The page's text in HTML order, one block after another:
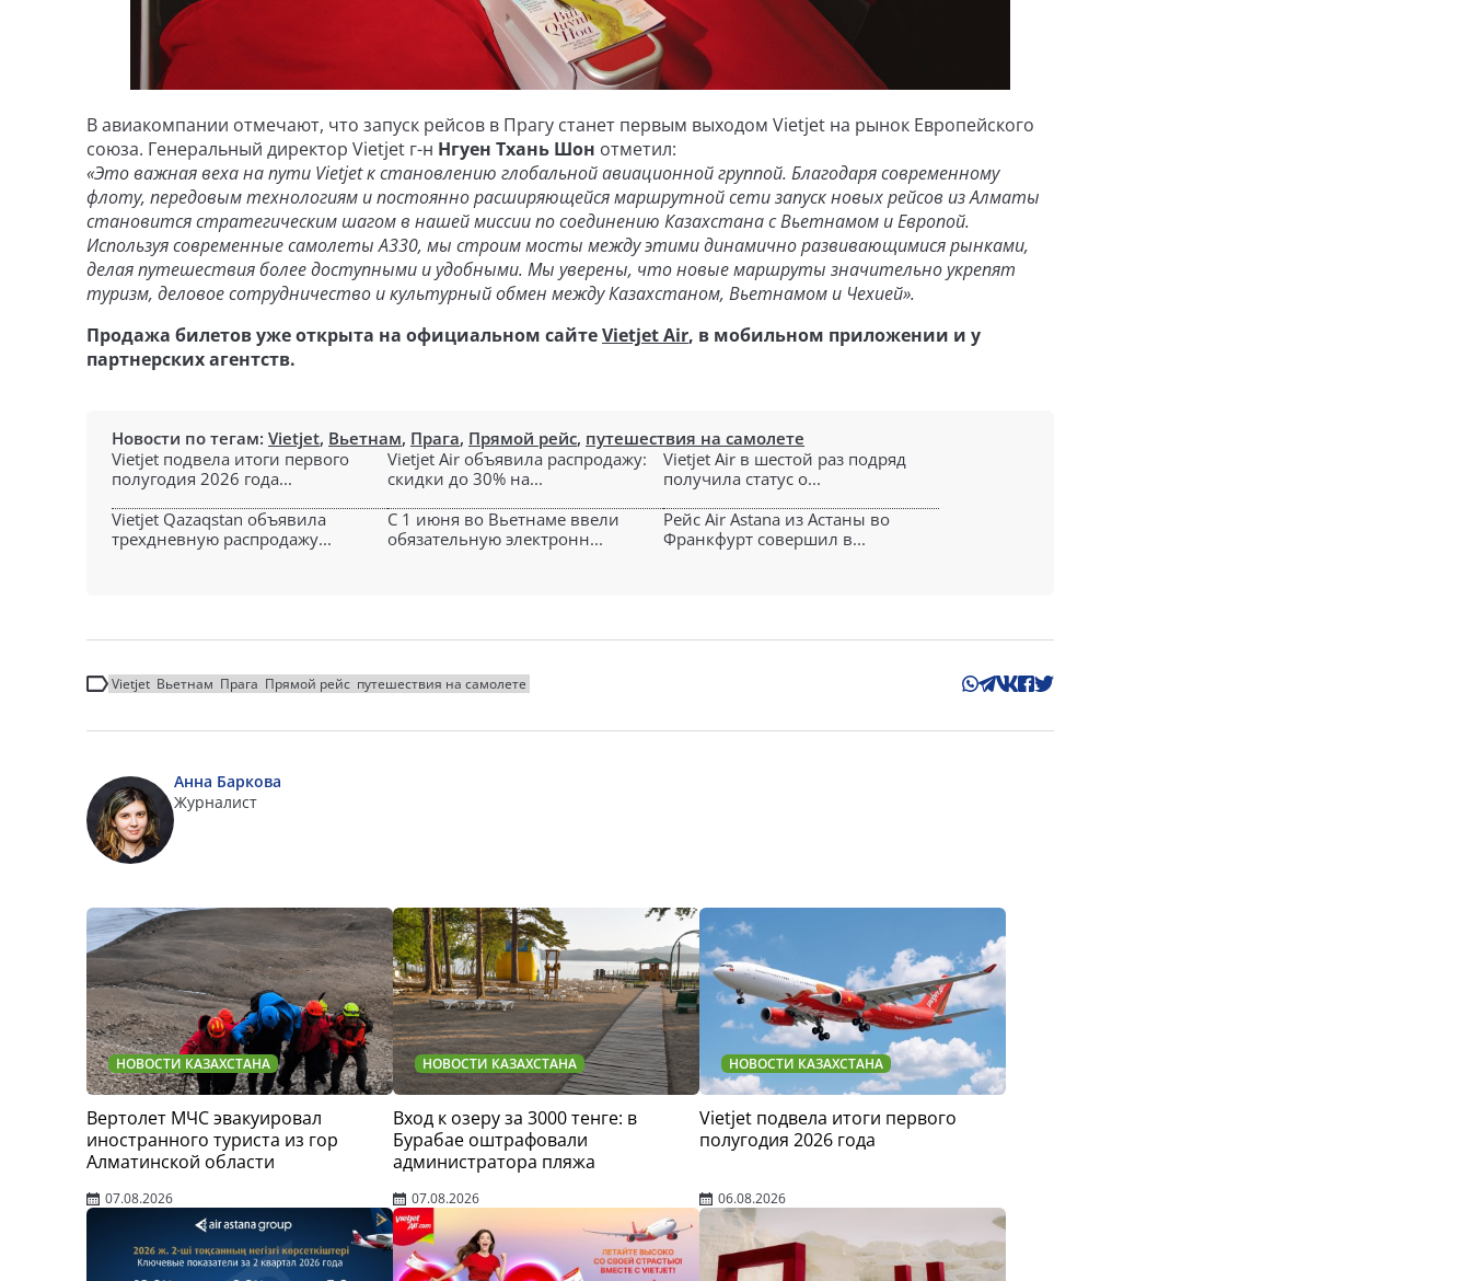
В авиакомпании отмечают, что запуск рейсов в Прагу станет первым выходом Vietjet на рынок Европейского
союза. Генеральный директор Vietjet г-н Нгуен Тхань Шон отметил:
«Это важная веха на пути Vietjet к становлению глобальной авиационной группой. Благодаря современному
флоту, передовым технологиям и постоянно расширяющейся маршрутной сети запуск новых рейсов из Алматы
становится стратегическим шагом в нашей миссии по соединению Казахстана с Вьетнамом и Европой.
Используя современные самолеты A330, мы строим мосты между этими динамично развивающимися рынками,
делая путешествия более доступными и удобными. Мы уверены, что новые маршруты значительно укрепят
туризм, деловое сотрудничество и культурный обмен между Казахстаном, Вьетнамом и Чехией».
Продажа билетов уже открыта на официальном сайтеVietjet Air, в мобильном приложении и у
партнерских агентств.
Новости по тегам: Vietjet, Вьетнам, Прага, Прямой рейс, путешествия на самолете
Vietjet подвела итоги первого
полугодия 2026 года...
Vietjet Air объявила распродажу:
скидки до 30% на...
Vietjet Air в шестой раз подряд
получила статус о...
Vietjet Qazaqstan объявила
трехдневную распродажу...
С 1 июня во Вьетнаме ввели
обязательную электронн...
Рейс Air Astana из Астаны во
Франкфурт совершил в...
Vietjet Вьетнам Прага Прямой рейс путешествия на самолете
Анна Баркова
Журналист
НОВОСТИ КАЗАХСТАНА
Вертолет МЧС эвакуировал
иностранного туриста из гор
Алматинской области
07.08.2026
НОВОСТИ КАЗАХСТАНА
Вход к озеру за 3000 тенге: в
Бурабае оштрафовали
администратора пляжа
07.08.2026
НОВОСТИ КАЗАХСТАНА
Vietjet подвела итоги первого
полугодия 2026 года
06.08.2026